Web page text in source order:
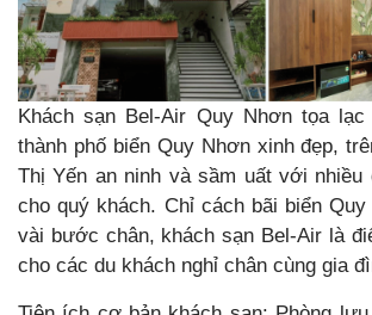
Khách sạn Bel-Air Quy Nhơn tọa
thành phố biển Quy Nhơn xinh đẹp,
Thị Yến an ninh và sầm uất với nhiều
cho quý khách. Chỉ cách bãi biển
vài bước chân, khách sạn Bel-Air là
cho các du khách nghỉ chân cùng gia